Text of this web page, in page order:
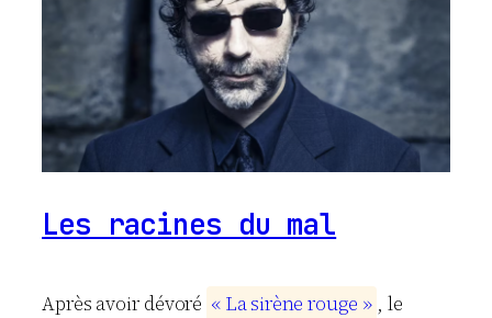
a
h
i
u
Les racines du mal
Après avoir dévoré « Lasirène rouge » , le